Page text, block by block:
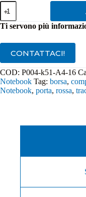
Borsa
Notebook
15,6''
Atlantis
Rosso
P004-
k51-
A4-
16
Ti servono più
CONTATTACI!
COD: P004-k51-A4-16
Notebook Tag: borsa,
Notebook, porta, rossa,